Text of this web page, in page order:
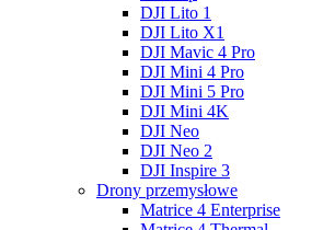
DJI Lito 1
DJI Lito X1
DJI Mavic 4 Pro
DJI Mini 4 Pro
DJI Mini 5 Pro
DJI Mini 4K
DJI Neo
DJI Neo 2
DJI Inspire 3
Drony przemysłowe
Matrice 4 Enterprise